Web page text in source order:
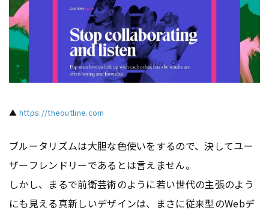
▲ https://theoutline.com
ブルータリズムは大胆な色使いをするので、決してユー
ザーフレンドリーであるとは言えません。
しかし、まるで前衛芸術のように若い世代の主張のよう
にも見える真新しいデザインは、まさに従来型のWebデ